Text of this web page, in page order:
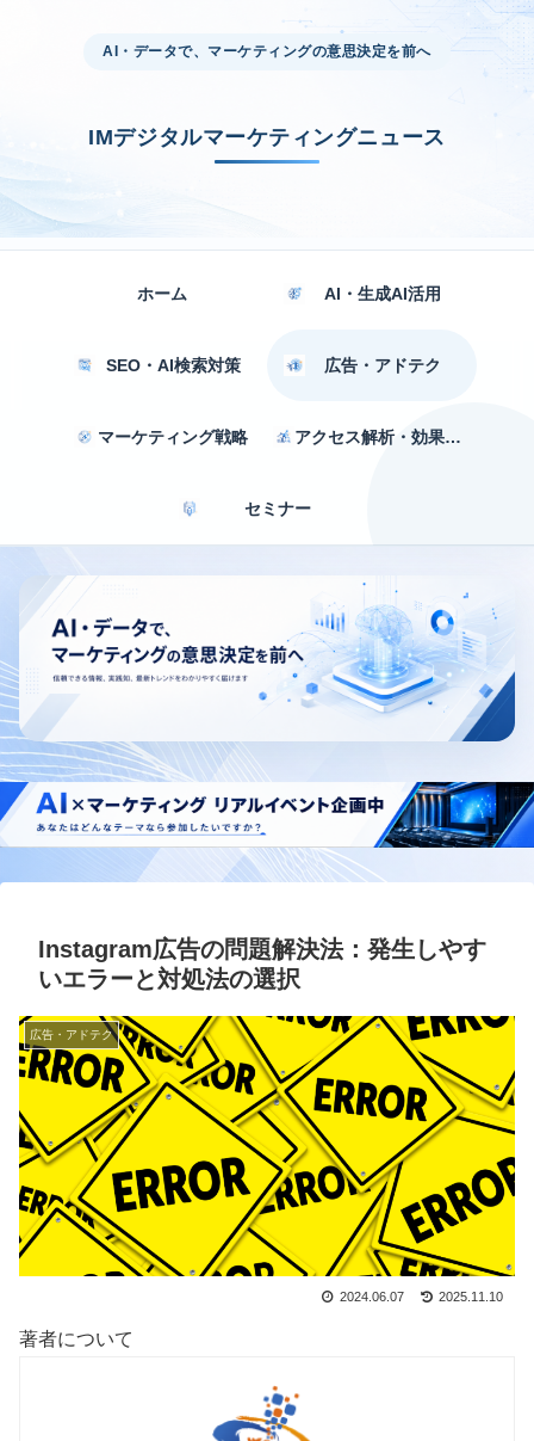
AI・データで、マーケティングの意思決定を前へ
IMデジタルマーケティングニュース
ホーム AI・生成AI活用
SEO・AI検索対策 広告・アドテク
マーケティング戦略 アクセス解析・効果測定
セミナー
Instagram広告の問題解決法：発生しやす
いエラーと対処法の選択
広告・アドテク
2024.06.07 2025.11.10
著者について